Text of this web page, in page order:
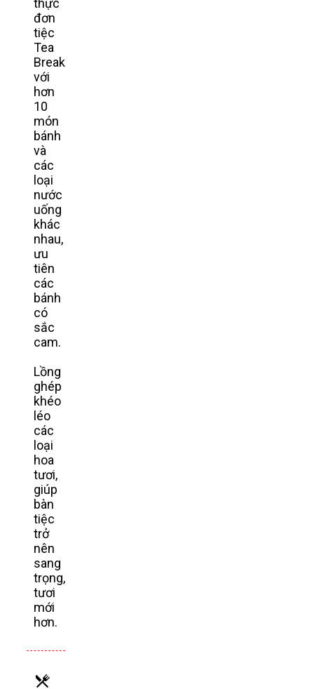
thực
đơn
tiệc
Tea
Break
với
hơn
10
món
bánh
và
các
loại
nước
uống
khác
nhau,
ưu
tiên
các
bánh
có
sắc
cam.
Lồng
ghép
khéo
léo
các
loại
hoa
tươi,
giúp
bàn
tiệc
trở
nên
sang
trọng,
tươi
mới
hơn.